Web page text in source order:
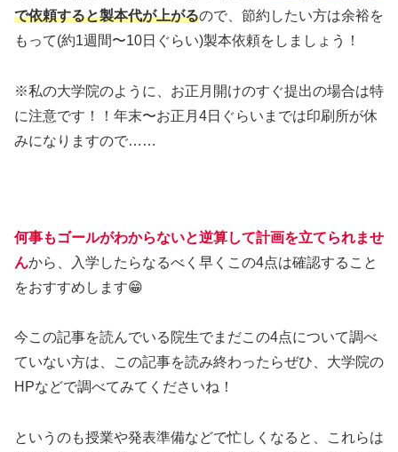
で依頼すると製本代が上がるので、節約したい方は余裕を
もって(約1週間〜10日ぐらい)製本依頼をしましょう！
※私の大学院のように、お正月開けのすぐ提出の場合は特
に注意です！！年末〜お正月4日ぐらいまでは印刷所が休
みになりますので……
何事もゴールがわからないと逆算して計画を立てられませ
んから、入学したらなるべく早くこの4点は確認すること
をおすすめします😁
今この記事を読んでいる院生でまだこの4点について調べ
ていない方は、この記事を読み終わったらぜひ、大学院の
HPなどで調べてみてくださいね！
というのも授業や発表準備などで忙しくなると、これらは